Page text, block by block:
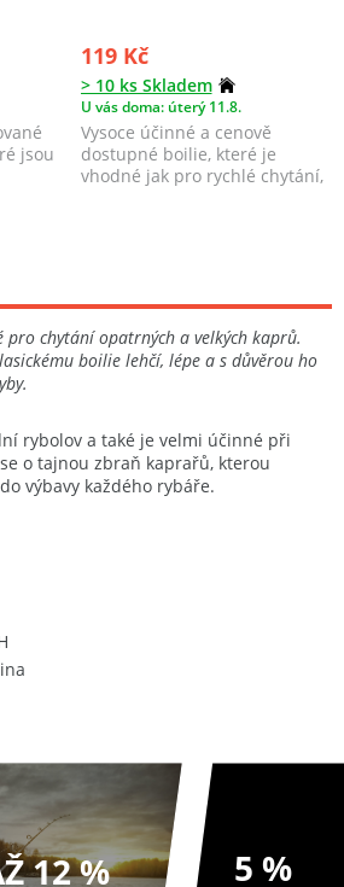
jsou
119 Kč
> 10 ks Skladem
U vás doma: úterý 11.8.
Vysoce účinné a cenově
dostupné boilie, které je
vhodné jak pro rychlé chytání,
pro chytání opatrných a velkých kaprů.
boilie lehčí, lépe a s důvěrou ho
rybolov a také je velmi účinné při
o tajnou zbraň kaprařů, kterou
výbavy každého rybáře.
12 % 5 %